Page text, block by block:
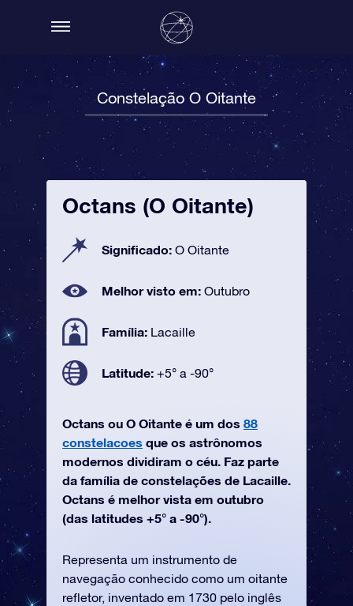
Constelação O Oitante
Octans (O Oitante)
Significado: O Oitante
Melhor visto em: Outubro
Família: Lacaille
Latitude: +5° a -90°
Octans ou O Oitante é um dos 88
constelacoes que os astrônomos
modernos dividiram o céu. Faz parte
da família de constelações de Lacaille.
Octans é melhor vista em outubro
(das latitudes +5° a -90°).
Representa um instrumento de
navegação conhecido como um oitante
refletor, inventado em 1730 pelo inglês